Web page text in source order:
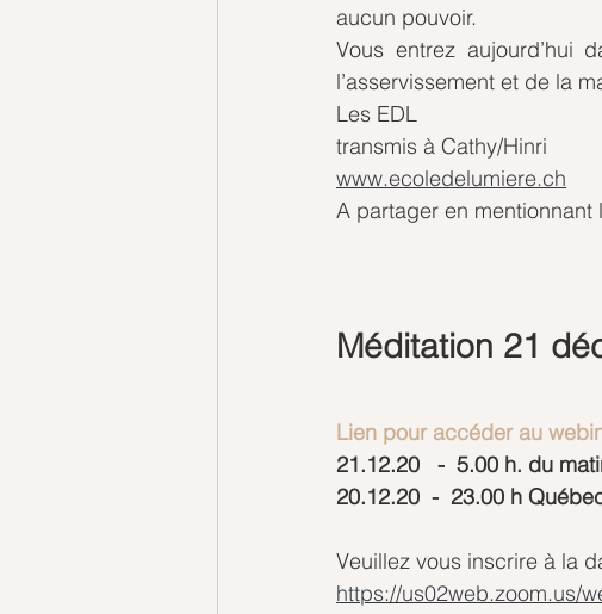
aucun pouvoir.
Vous entrez
l’asservissement et de la
Les EDL
transmis à Cathy/Hinri
www.ecoledelumiere.ch
A partager en mentionnant
Méditation 21
Lien pour accéder au
21.12.20   -  5.00 h. du
20.12.20  -  23.00 h
Veuillez vous inscrire à la
https://us02web.zoom.us/